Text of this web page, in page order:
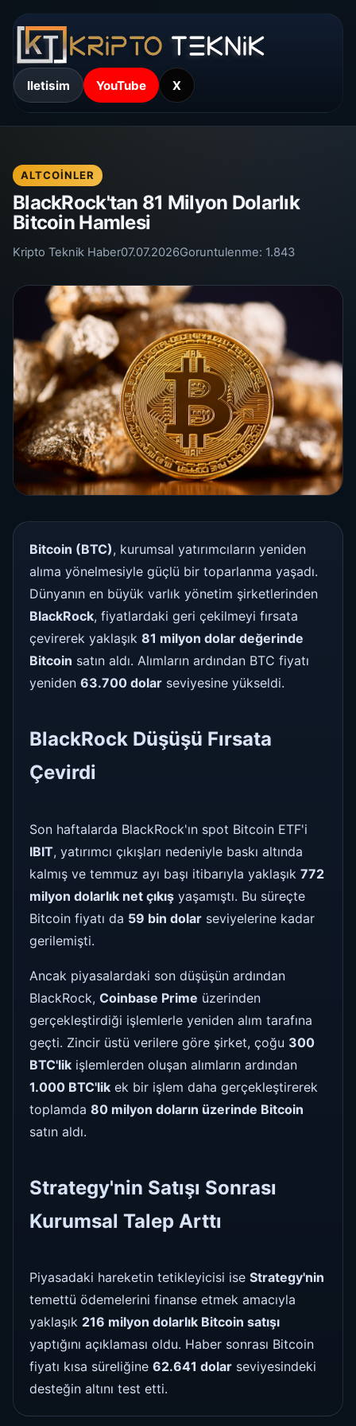
Iletisim YouTube X
ALTCOINLER
BlackRock'tan 81 Milyon Dolarlık
Bitcoin Hamlesi
Kripto Teknik Haber07.07.2026Goruntulenme: 1.843
Bitcoin (BTC), kurumsal yatırımcıların yeniden
alıma yönelmesiyle güçlü bir toparlanma yaşadı.
Dünyanın en büyük varlık yönetim şirketlerinden
BlackRock, fiyatlardaki geri çekilmeyi fırsata
çevirerek yaklaşık 81 milyon dolar değerinde
Bitcoin satın aldı. Alımların ardından BTC fiyatı
yeniden 63.700 dolar seviyesine yükseldi.
BlackRock Düşüşü Fırsata
Çevirdi
Son haftalarda BlackRock'ın spot Bitcoin ETF'i
IBIT, yatırımcı çıkışları nedeniyle baskı altında
kalmış ve temmuz ayı başı itibarıyla yaklaşık 772
milyon dolarlık net çıkış yaşamıştı. Bu süreçte
Bitcoin fiyatı da 59 bin dolar seviyelerine kadar
gerilemişti.
Ancak piyasalardaki son düşüşün ardından
BlackRock, Coinbase Prime üzerinden
gerçekleştirdiği işlemlerle yeniden alım tarafına
geçti. Zincir üstü verilere göre şirket, çoğu 300
BTC'lik işlemlerden oluşan alımların ardından
1.000 BTC'lik ek bir işlem daha gerçekleştirerek
toplamda 80 milyon doların üzerinde Bitcoin
satın aldı.
Strategy'nin Satışı Sonrası
Kurumsal Talep Arttı
Piyasadaki hareketin tetikleyicisi ise Strategy'nin
temettü ödemelerini finanse etmek amacıyla
yaklaşık 216 milyon dolarlık Bitcoin satışı
yaptığını açıklaması oldu. Haber sonrası Bitcoin
fiyatı kısa süreliğine 62.641 dolar seviyesindeki
desteğin altını test etti.